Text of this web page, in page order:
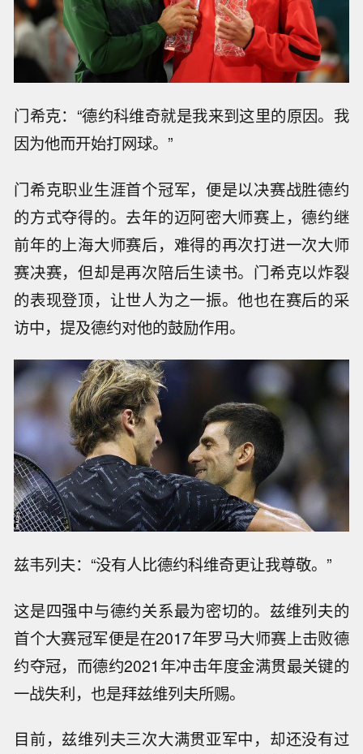
门希克：“德约科维奇就是我来到这里的原因。我
因为他而开始打网球。”
门希克职业生涯首个冠军，便是以决赛战胜德约
的方式夺得的。去年的迈阿密大师赛上，德约继
前年的上海大师赛后，难得的再次打进一次大师
赛决赛，但却是再次陪后生读书。门希克以炸裂
的表现登顶，让世人为之一振。他也在赛后的采
访中，提及德约对他的鼓励作用。
兹韦列夫：“没有人比德约科维奇更让我尊敬。”
这是四强中与德约关系最为密切的。兹维列夫的
首个大赛冠军便是在2017年罗马大师赛上击败德
约夺冠，而德约2021年冲击年度金满贯最关键的
一战失利，也是拜兹维列夫所赐。
目前，兹维列夫三次大满贯亚军中，却还没有过